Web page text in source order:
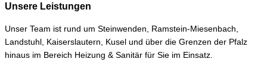
Unsere Leistungen
Unser Team ist rund um Steinwenden, Ramstein-Miesenbach,
Landstuhl, Kaiserslautern, Kusel und über die Grenzen der Pfalz
hinaus im Bereich Heizung & Sanitär für Sie im Einsatz.